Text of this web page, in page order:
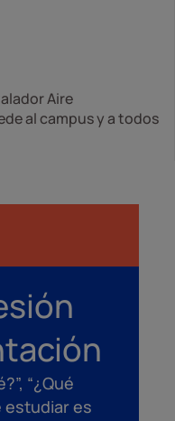
Aire
al campus y a todos
“¿Qué
estudiar es